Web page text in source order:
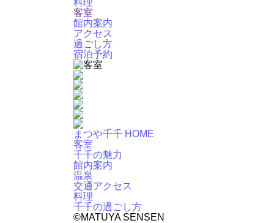
料理
客室
館内案内
アクセス
過ごし方
宿泊予約
まつや千千 HOME
客室
千千の魅力
館内案内
温泉
交通アクセス
料理
千千の過ごし方
©️MATUYA SENSEN